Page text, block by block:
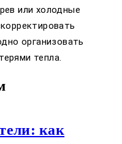
или холодные
организовать
тепла.
как